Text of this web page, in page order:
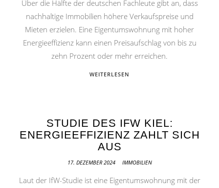
Über die Hälfte der deutschen Fachleute gibt an, dass
nachhaltige Immobilien höhere Verkaufspreise und
Mieten erzielen. Eine Eigentumswohnung mit hoher
Energieeffizienz kann einen Preisaufschlag von bis zu
zehn Prozent oder mehr erreichen.
WEITERLESEN
STUDIE DES IFW KIEL:
ENERGIEEFFIZIENZ ZAHLT SICH
AUS
17. DEZEMBER 2024 IMMOBILIEN
Laut der IfW-Studie ist eine Eigentumswohnung mit der